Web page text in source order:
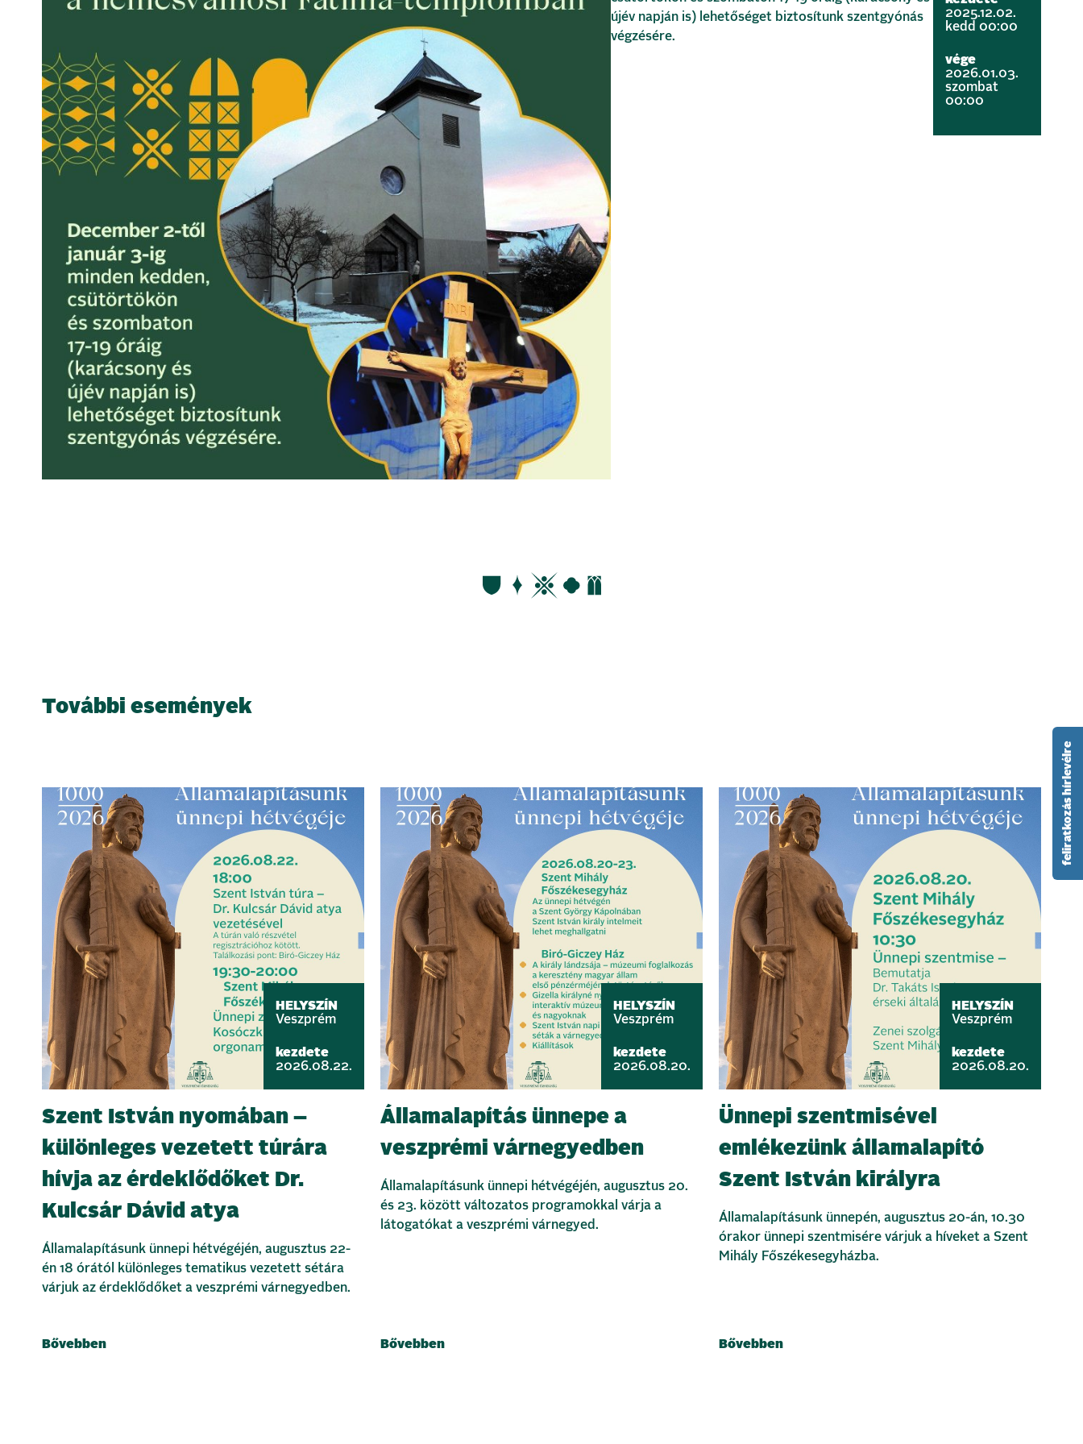
újév napján is) lehetőséget biztosítunk szentgyónás
végzésére.
2025.12.02.
kedd 00:00
vége
2026.01.03.
szombat
00:00
További események
HELYSZÍN
Veszprém
kezdete
2026.08.22.
Szent István nyomában –
különleges vezetett túrára
hívja az érdeklődőket Dr.
Kulcsár Dávid atya
Államalapításunk ünnepi hétvégéjén, augusztus 22-
én 18 órától különleges tematikus vezetett sétára
várjuk az érdeklődőket a veszprémi várnegyedben.
Bővebben
HELYSZÍN
Veszprém
kezdete
2026.08.20.
Államalapítás ünnepe a
veszprémi várnegyedben
Államalapításunk ünnepi hétvégéjén, augusztus 20.
és 23. között változatos programokkal várja a
látogatókat a veszprémi várnegyed.
Bővebben
HELYSZÍN
Veszprém
kezdete
2026.08.20.
Ünnepi szentmisével
emlékezünk államalapító
Szent István királyra
Államalapításunk ünnepén, augusztus 20-án, 10.30
órakor ünnepi szentmisére várjuk a híveket a Szent
Mihály Főszékesegyházba.
Bővebben
feliratkozás hírlevélre